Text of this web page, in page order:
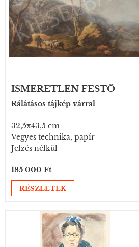
ISMERETLEN FESTŐ
Rálátásos tájkép várral
32,5x43,5 cm
Vegyes technika, papír
Jelzés nélkül
185 000 Ft
RÉSZLETEK